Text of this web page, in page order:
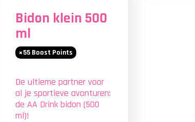
Bidon klein 500
ml
55 Boost Points
De ultieme partner voor
al je sportieve avonturen:
de AA Drink bidon (500
ml)!